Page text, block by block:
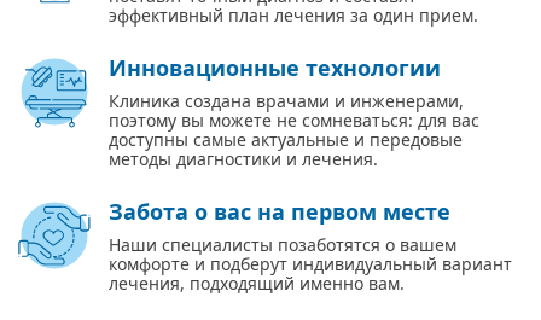
эффективный план лечения за один прием.
Инновационные технологии
Клиника создана врачами и инженерами,
поэтому вы можете не сомневаться: для вас
доступны самые актуальные и передовые
методы диагностики и лечения.
Забота о вас на первом месте
Наши специалисты позаботятся о вашем
комфорте и подберут индивидуальный вариант
лечения, подходящий именно вам.